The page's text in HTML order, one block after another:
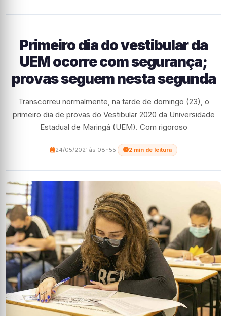
Primeiro dia do vestibular da
UEM ocorre com segurança;
provas seguem nesta segunda
Transcorreu normalmente, na tarde de domingo (23), o
primeiro dia de provas do Vestibular 2020 da Universidade
Estadual de Maringá (UEM). Com rigoroso
24/05/2021 às 08h55 2 min de leitura